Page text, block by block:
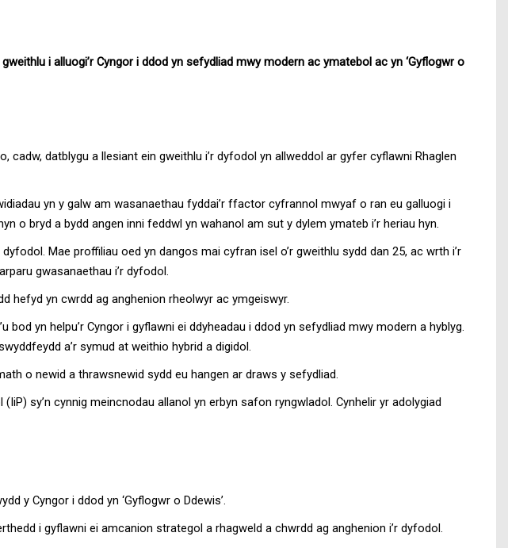
i alluogi’r Cyngor i ddod yn sefydliad mwy modern ac ymatebol ac yn ‘Gyflogwr o
datblygu a llesiant ein gweithlu i’r dyfodol yn allweddol ar gyfer cyflawni Rhaglen
yn y galw am wasanaethau fyddai’r ffactor cyfrannol mwyaf o ran eu galluogi i
o bryd a bydd angen inni feddwl yn wahanol am sut y dylem ymateb i’r heriau hyn.
Mae proffiliau oed yn dangos mai cyfran isel o’r gweithlu sydd dan 25, ac wrth i’r
gwasanaethau i’r dyfodol.
hefyd yn cwrdd ag anghenion rheolwyr ac ymgeiswyr.
yn helpu’r Cyngor i gyflawni ei ddyheadau i ddod yn sefydliad mwy modern a hyblyg.
a’r symud at weithio hybrid a digidol.
o newid a thrawsnewid sydd eu hangen ar draws y sefydliad.
sy’n cynnig meincnodau allanol yn erbyn safon ryngwladol. Cynhelir yr adolygiad
y Cyngor i ddod yn ‘Gyflogwr o Ddewis’.
i gyflawni ei amcanion strategol a rhagweld a chwrdd ag anghenion i’r dyfodol.